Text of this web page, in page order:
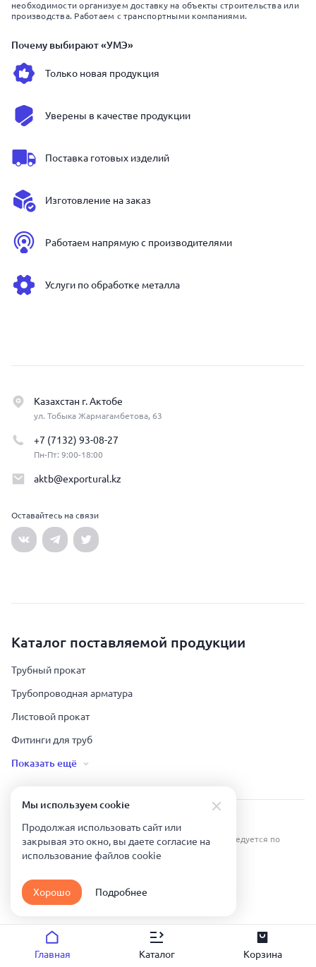
необходимости организуем доставку на объекты строительства или
производства. Работаем с транспортными компаниями.
Почему выбирают «УМЭ»
Только новая продукция
Уверены в качестве продукции
Поставка готовых изделий
Изготовление на заказ
Работаем напрямую с производителями
Услуги по обработке металла
Казахстан г. Актобе
ул. Тобыка Жармагамбетова, 63
+7 (7132) 93-08-27
Пн-Пт: 9:00-18:00
aktb@exportural.kz
Оставайтесь на связи
Каталог поставляемой продукции
Трубный прокат
Трубопроводная арматура
Листовой прокат
Фитинги для труб
Показать ещё
Урал Тех Экспорт — Казахстан © 2019-
Все права защищены. Копирование информации преследуется по
Карта сайта
Политика конфиденциальности
Мы используем сookie
Продолжая использовать сайт или
закрывая это окно, вы даете согласие на
использование файлов сookie
Хорошо Подробнее
Главная Каталог Корзина